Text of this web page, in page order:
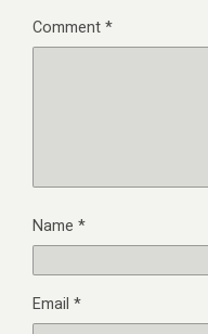
Comment*
Name *
Email *